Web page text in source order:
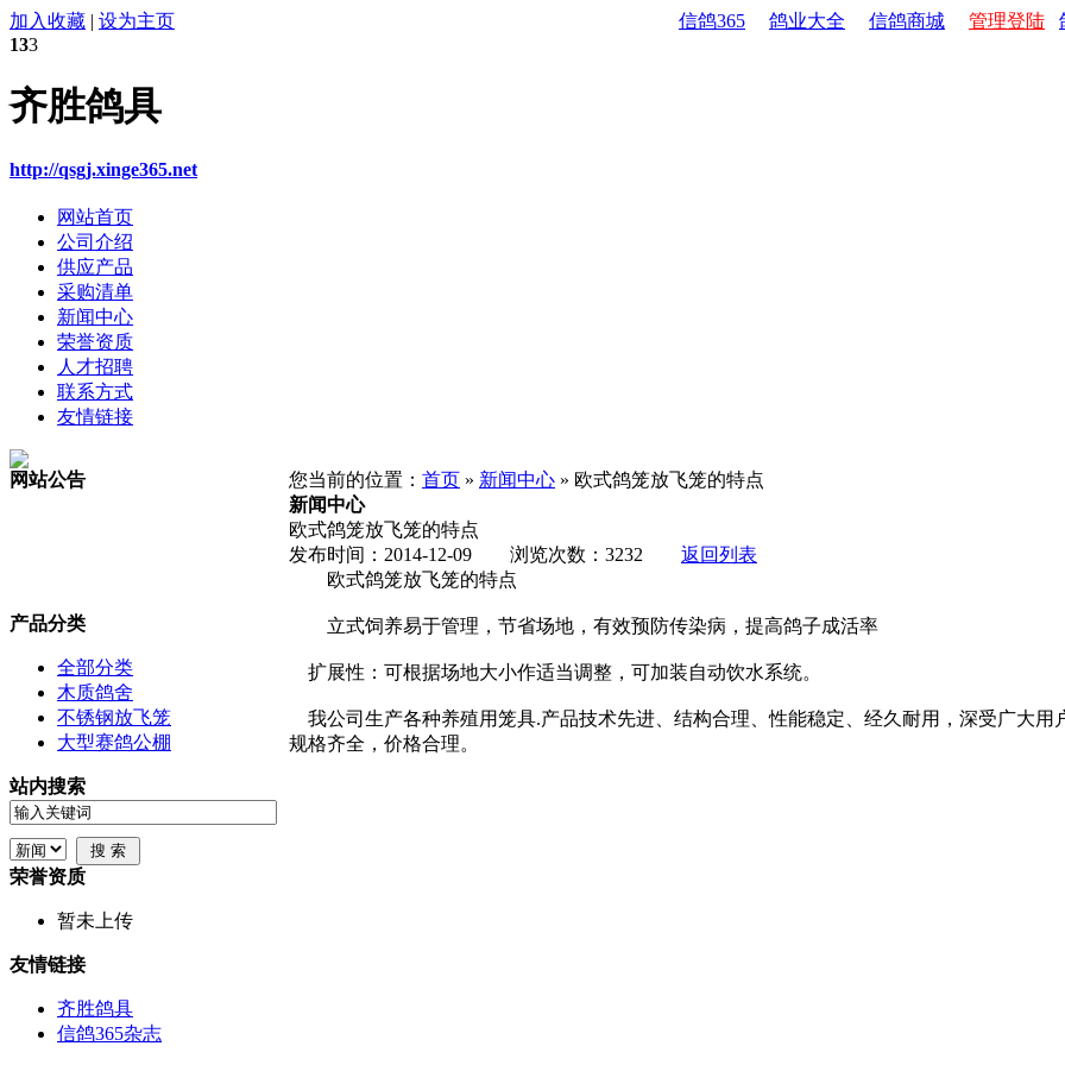
加入收藏 | 设为主页 信鸽365 鸽业大全 信鸽商城 管理登陆
133
齐胜鸽具
http://qsgj.xinge365.net
网站首页
公司介绍
供应产品
采购清单
新闻中心
荣誉资质
人才招聘
联系方式
友情链接
网站公告
产品分类
全部分类
木质鸽舍
不锈钢放飞笼
大型赛鸽公棚
站内搜索
荣誉资质
暂未上传
友情链接
齐胜鸽具
信鸽365杂志
您当前的位置： 首页 » 新闻中心 » 欧式鸽笼放飞笼的特点
新闻中心
欧式鸽笼放飞笼的特点
发布时间：2014-12-09 浏览次数：3232 返回列表
欧式鸽笼放飞笼的特点
立式饲养易于管理，节省场地，有效预防传染病，提高鸽子成活率
扩展性：可根据场地大小作适当调整，可加装自动饮水系统。
我公司生产各种养殖用笼具.产品技术先进、结构合理、性能稳定、经久耐用，深受广大用
规格齐全，价格合理。